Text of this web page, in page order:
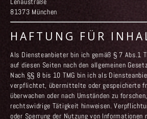
81373 München
HAFTUNG FÜR
Als Diensteanbieter bin ich gemäß § 7 Abs.1
auf diesen Seiten nach den allgemeinen
Nach §§ 8 bis 10 TMG bin ich als
verpflichtet, übermittelte oder gespeicherte
überwachen oder nach Umständen zu
rechtswidrige Tätigkeit hinweisen.
oder Sperrung der Nutzung von Informationen